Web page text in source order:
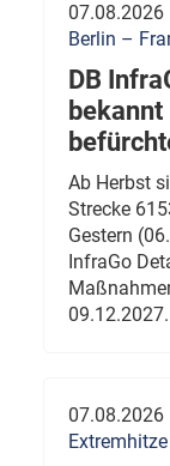
07.08.2026
Berlin –
DB
Ab Herbst
Strecke
Gestern
InfraGo
09.12.2027.
07.08.2026
Extremhitze